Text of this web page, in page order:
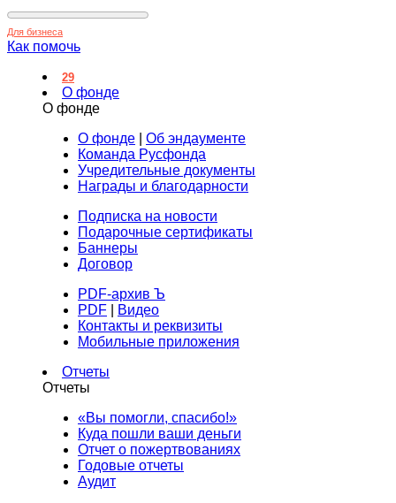
Для бизнеса
Как помочь
29
О фонде
О фонде
О фонде
Об эндаументе
Команда Русфонда
Учредительные документы
Награды и благодарности
Подписка на новости
Подарочные сертификаты
Баннеры
Договор
PDF-архив Ъ
PDF
Видео
Контакты и реквизиты
Мобильные приложения
Отчеты
Отчеты
«Вы помогли, спасибо!»
Куда пошли ваши деньги
Отчет о пожертвованиях
Годовые отчеты
Аудит